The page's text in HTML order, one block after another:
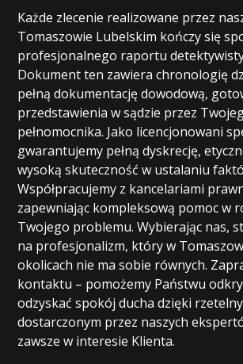
Każde zlecenie realizowane przez
Tomaszowie Lubelskim kończy się
profesjonalnego raportu
Dokument ten zawiera chronologię
pełną dokumentację dowodową,
przedstawienia w sądzie przez
pełnomocnika. Jako licencjonowani
gwarantujemy pełną dyskrecję,
wysoką skuteczność w ustalaniu
Współpracujemy z kancelariami
zapewniając kompleksową pomoc w
Twojego problemu. Wybierając nas,
na profesjonalizm, który w
okolicach nie ma sobie równych.
kontaktu – pomożemy Państwu
odzyskać spokój ducha dzięki
dostarczonym przez naszych
zawsze w interesie Klienta.